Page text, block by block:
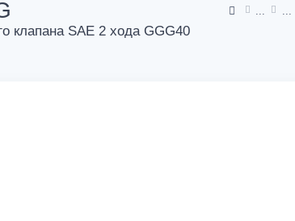
клапана SAE 2 хода GGG40